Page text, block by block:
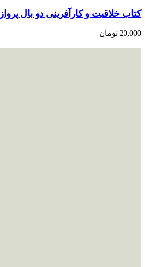
کتاب خلاقیت و کارآفرینی دو بال
20,000 تومان